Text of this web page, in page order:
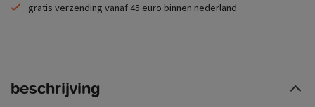
gratis verzending vanaf 45 euro binnen nederland
beschrijving